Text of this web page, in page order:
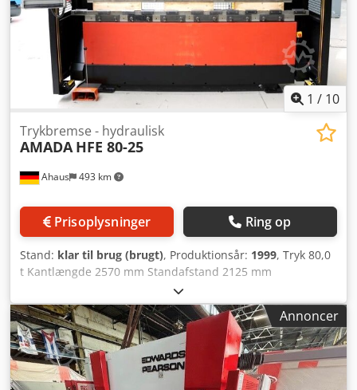
1 / 10
Ahaus 493 km
Trykbremse - hydraulisk
AMADA HFE 80-25
Prisoplysninger Ring op
Stand: klar til brug (brugt), Produktionsår: 1999, Tryk 80,0
t Kantlængde 2570 mm Standafstand 2125 mm
Standudladning 420 mm Bredde på bord 60,0 mm
Tilløbshastighed 100 mm/sek Arbejds­hastighed 10,0
mm/sek Tilbageslagshastighed 100 mm/sek Slaglængde
200 mm Indbygningshøjde 470 mm Bordhøjde 960 mm
Driftstimer ca. 33.100 h Olieindhold 90,0 l Samlet
effektbehov 9,0 kW Maskinvægt ca. 5750 kg Dimensioner
Annoncer